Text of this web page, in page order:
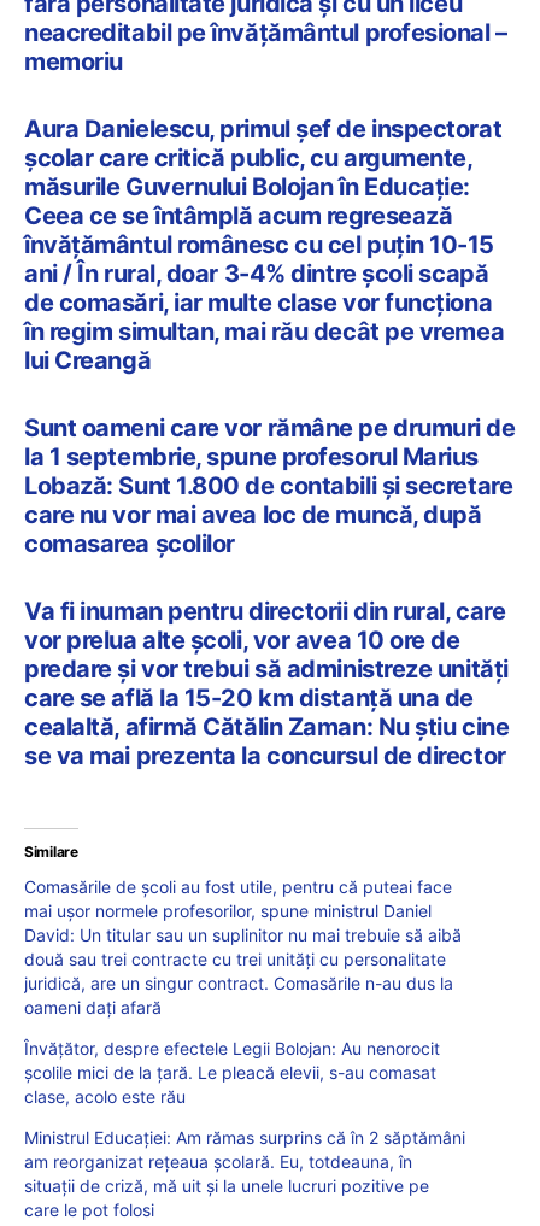
neacreditabil pe învățământul profesional –
memoriu
Aura Danielescu, primul șef de inspectorat
școlar care critică public, cu argumente,
măsurile Guvernului Bolojan în Educație:
Ceea ce se întâmplă acum regresează
învăţământul românesc cu cel puţin 10-15
ani / În rural, doar 3-4% dintre școli scapă
de comasări, iar multe clase vor funcționa
în regim simultan, mai rău decât pe vremea
lui Creangă
Sunt oameni care vor rămâne pe drumuri de
la 1 septembrie, spune profesorul Marius
Lobază: Sunt 1.800 de contabili și secretare
care nu vor mai avea loc de muncă, după
comasarea școlilor
Va fi inuman pentru directorii din rural, care
vor prelua alte școli, vor avea 10 ore de
predare și vor trebui să administreze unități
care se află la 15-20 km distanță una de
cealaltă, afirmă Cătălin Zaman: Nu știu cine
se va mai prezenta la concursul de director
Similare
Comasările de școli au fost utile, pentru că puteai face
mai ușor normele profesorilor, spune ministrul Daniel
David: Un titular sau un suplinitor nu mai trebuie să aibă
două sau trei contracte cu trei unități cu personalitate
juridică, are un singur contract. Comasările n-au dus la
oameni dați afară
Învățător, despre efectele Legii Bolojan: Au nenorocit
școlile mici de la țară. Le pleacă elevii, s-au comasat
clase, acolo este rău
Ministrul Educației: Am rămas surprins că în 2 săptămâni
am reorganizat rețeaua școlară. Eu, totdeauna, în
situații de criză, mă uit și la unele lucruri pozitive pe
care le pot folosi